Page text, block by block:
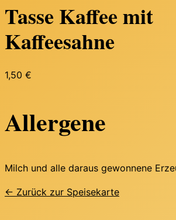
Tasse Kaffee mit
Kaffeesahne
1,50 €
Allergene
Milch und alle daraus gewonnene
← Zurück zur Speisekarte